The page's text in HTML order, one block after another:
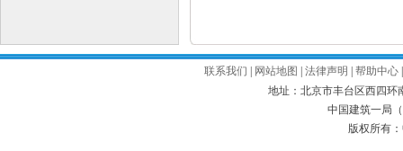
联系我们 网站地图 法律声明 帮助中心
地址：北京市丰台区西四环
中国建筑一局
版权所有